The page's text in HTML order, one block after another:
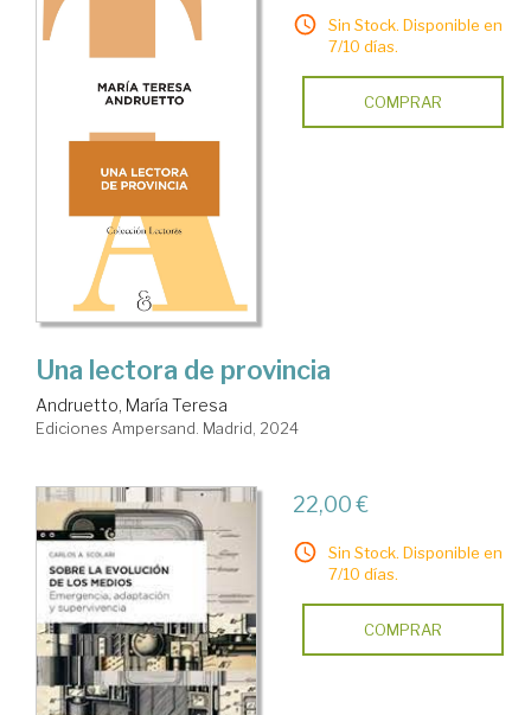
Sin Stock. Disponible en
7/10 días.
COMPRAR
Una lectora de provincia
Andruetto, María Teresa
Ediciones Ampersand. Madrid, 2024
22,00 €
Sin Stock. Disponible en
7/10 días.
COMPRAR